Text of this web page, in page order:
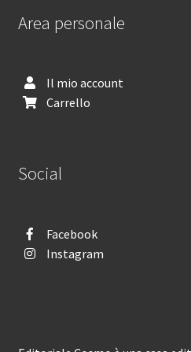
Area personale
Il mio account
Carrello
Social
Facebook
Instagram